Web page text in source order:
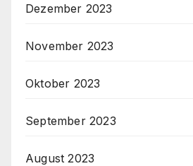
Dezember 2023
November 2023
Oktober 2023
September 2023
August 2023